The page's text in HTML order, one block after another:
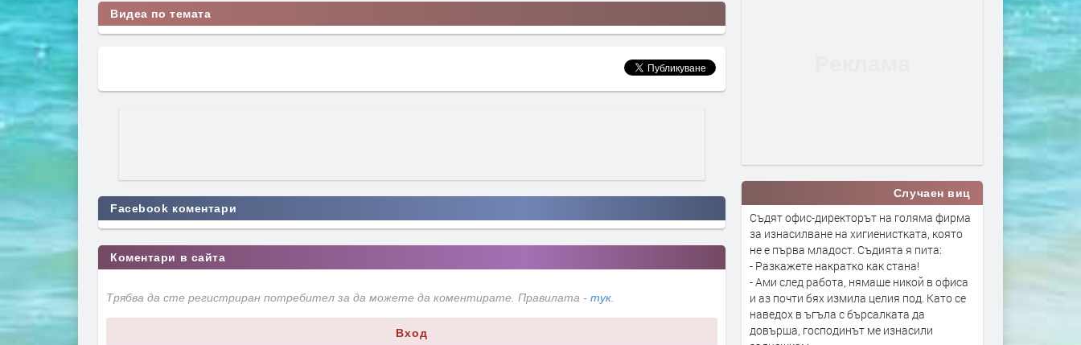
Видеа по темата
Facebook коментари
Коментари в сайта
Трябва да сте регистриран потребител за да можете да коментирате. Правилата - тук.
Вход
Случаен виц
Съдят офис-директорът на голяма фирма
за изнасилване на хигиенистката, която
не е първа младост. Съдията я пита:
- Разкажете накратко как стана!
- Ами след работа, нямаше никой в офиса
и аз почти бях измила целия под. Като се
наведох в ъгъла с бърсалката да
довърша, господинът ме изнасили